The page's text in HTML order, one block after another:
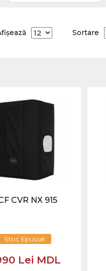
Sortare
CVR NX 915
Stoc Epuizat
Lei MDL